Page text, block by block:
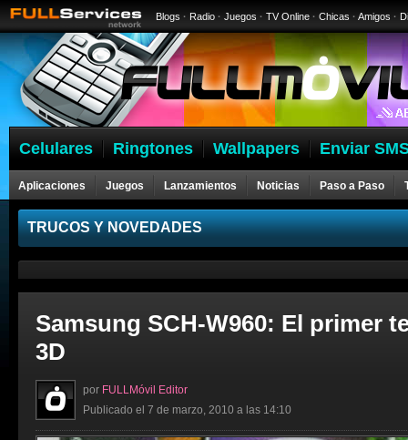
Blogs · Radio · Juegos · TV Online · Chicas · Amigos ·
Celulares Ringtones Wallpapers Enviar
Aplicaciones Juegos Lanzamientos Noticias Paso a Paso
Celulares
TRUCOS Y NOVEDADES
Samsung SCH-W960: El primer
3D
por FULLMóvil Editor
Publicado el 7 de marzo, 2010 a las 14:10